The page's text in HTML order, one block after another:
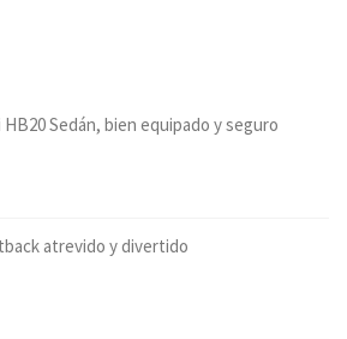
HB20 Sedán, bien equipado y seguro
atrevido y divertido